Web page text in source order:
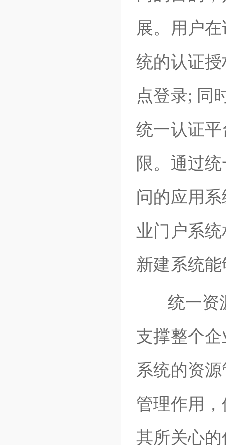
展。用户
统的认证
点登录; 同
统一认证
限。通过
问的应用
业门户系
新建系统
统一资
支撑整个
系统的资
管理作用
其所关心